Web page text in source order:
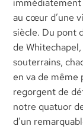
au cœur d’une
siècle. Du pont
de
souterrains,
en va de même
regorgent de
notre quatuor
d’un